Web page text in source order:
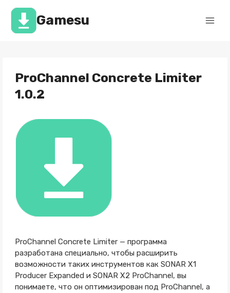
Перейти
содержимомуGamesu
ProChannel Concrete Limiter
1.0.2
ProChannel Concrete Limiter — программа
разработана специально, чтобы расширить
возможности таких инструментов как SONAR X1
Producer Expanded и SONAR X2 ProChannel, вы
понимаете, что он оптимизирован под ProChannel, а